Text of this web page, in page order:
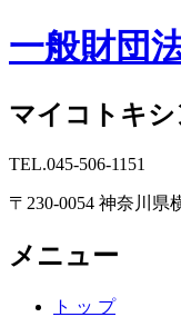
一般財団
マイコトキシ
TEL.045-506-1151
〒230-0054 神奈川県
メニュー
ト ッ プ